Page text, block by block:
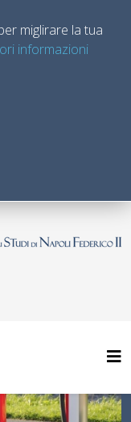
miglirare la tua
informazioni